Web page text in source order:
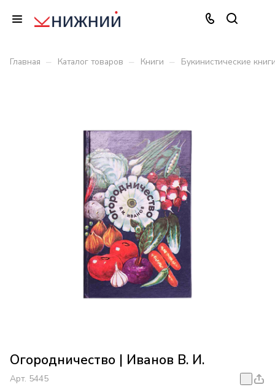
Главная – Каталог товаров – Книги – Букинистические
Огородничество | Иванов В. И.
Арт. 5445